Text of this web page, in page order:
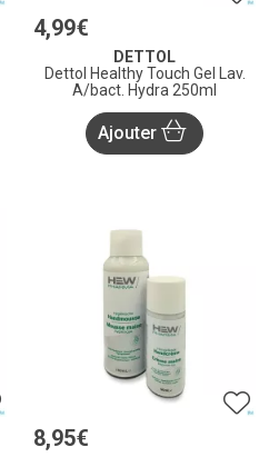
4,99€
DETTOL
Dettol Healthy Touch Gel Lav.
A/bact. Hydra 250ml
Ajouter
8,95€